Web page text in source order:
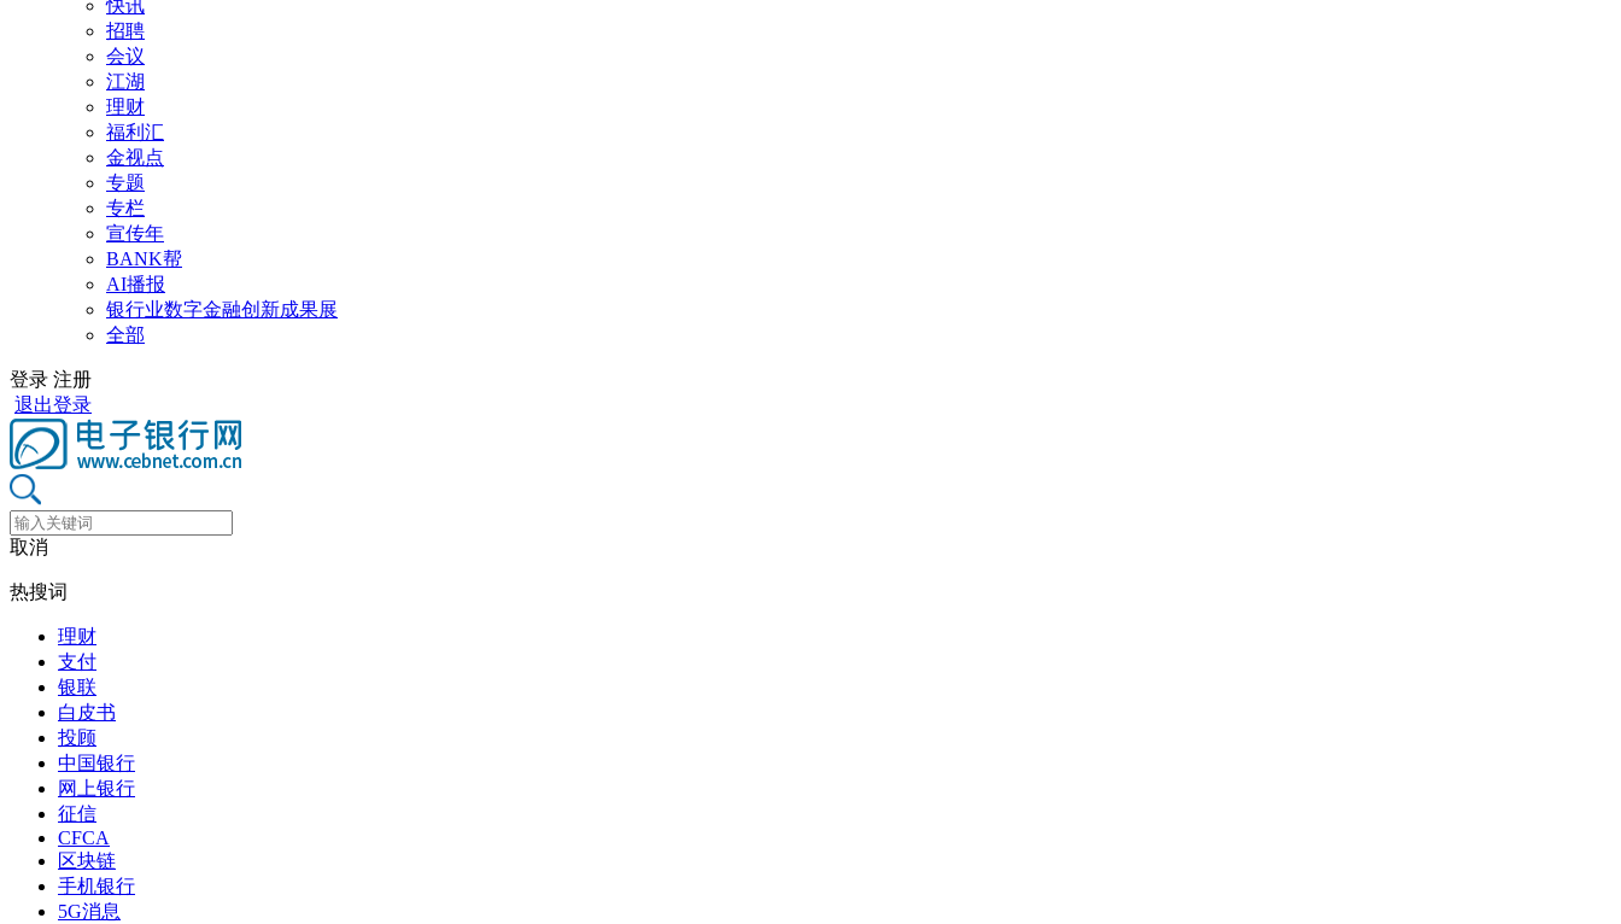
快讯
招聘
会议
江湖
理财
福利汇
金视点
专题
专栏
宣传年
BANK帮
AI播报
银行业数字金融创新成果展
全部
登录 注册
退出登录
取消
热搜词
理财
支付
银联
白皮书
投顾
中国银行
网上银行
征信
CFCA
区块链
手机银行
5G消息